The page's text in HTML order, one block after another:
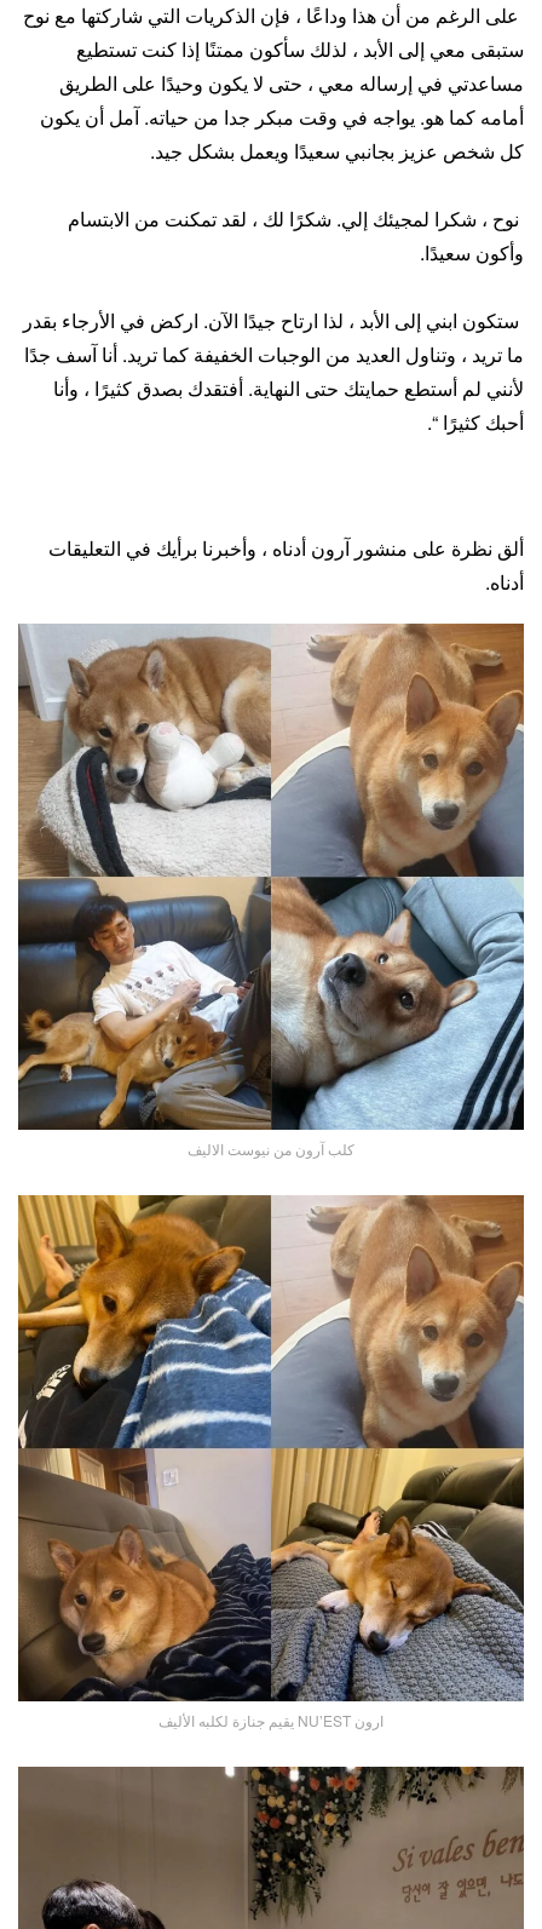
على الرغم من أن هذا وداعًا ، فإن الذكريات التي شاركتها مع نوح
ستبقى معي إلى الأبد ، لذلك سأكون ممتنًا إذا كنت تستطيع
مساعدتي في إرساله معي ، حتى لا يكون وحيدًا على الطريق
أمامه كما هو. يواجه في وقت مبكر جدا من حياته. آمل أن يكون
كل شخص عزيز بجانبي سعيدًا ويعمل بشكل جيد.
نوح ، شكرا لمجيئك إلي. شكرًا لك ، لقد تمكنت من الابتسام
وأكون سعيدًا.
ستكون ابني إلى الأبد ، لذا ارتاح جيدًا الآن. اركض في الأرجاء بقدر
ما تريد ، وتناول العديد من الوجبات الخفيفة كما تريد. أنا آسف جدًا
لأنني لم أستطع حمايتك حتى النهاية. أفتقدك بصدق كثيرًا ، وأنا
أحبك كثيرًا “.
ألق نظرة على منشور آرون أدناه ، وأخبرنا برأيك في التعليقات
أدناه.
كلب آرون من نيوست الاليف
ارون NU’EST يقيم جنازة لكلبه الأليف